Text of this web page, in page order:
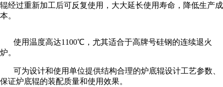
辊经过重新加工后可反复使用，大大延长使用寿命，降低生产成
本。
使用温度高达1100℃，尤其适合于高牌号硅钢的连续退火
炉。
可为设计和使用单位提供结构合理的炉底辊设计工艺参数、
保证炉底辊的装配质量和使用效果。